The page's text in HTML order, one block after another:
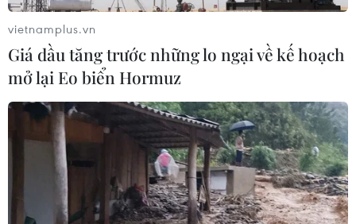
Israel thử nghiệm tên lửa Arrow giữa
lúc căng thẳng khu vực leo thang
06/08/2026 11:17
Iran cảnh báo đáp trả nhằm vào hạ
tầng năng lượng khu vực nếu bị tấn
06/08/2026 04:37
vietnamplus.vn
Giá dầu tăng trước những lo ngại về kế hoạch
mở lại Eo biển Hormuz